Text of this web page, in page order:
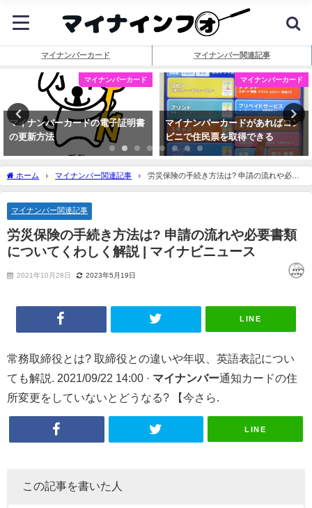
マイナンバーカード マイナンバー関連記事
マイナンバーカード
マイナンバーカードの電子証明書
の更新方法
マイナンバーカード
マイナンバーカードがあればコン
ビニで住民票を取得できる
ホーム マイナンバー関連記事
労災保険の手続き方法は? 申請の流れや必要
書類についてくわしく解説 |マイナビニュース
マイナンバー関連記事
労災保険の手続き方法は? 申請の流れや必要書類
についてくわしく解説 | マイナビニュース
2021年10月28日 2023年5月19日
LINE
常務取締役とは? 取締役との違いや年収、英語表記につい
ても解説. 2021/09/22 14:00 · マイナンバー通知カードの住
所変更をしていないとどうなる? 【今さら.
LINE
この記事を書いた人